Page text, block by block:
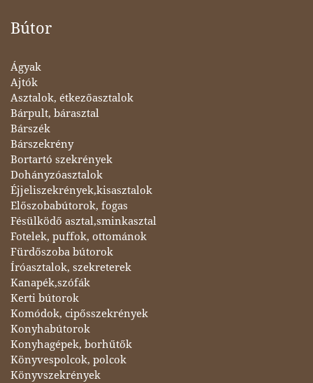
Bútor
Ágyak
Ajtók
Asztalok, étkezőasztalok
Bárpult, bárasztal
Bárszék
Bárszekrény
Bortartó szekrények
Dohányzóasztalok
Éjjeliszekrények,kisasztalok
Előszobabútorok, fogas
Fésülködő asztal,sminkasztal
Fotelek, puffok, ottománok
Fürdőszoba bútorok
Íróasztalok, szekreterek
Kanapék,szófák
Kerti bútorok
Komódok, cipősszekrények
Konyhabútorok
Konyhagépek, borhűtők
Könyvespolcok, polcok
Könyvszekrények